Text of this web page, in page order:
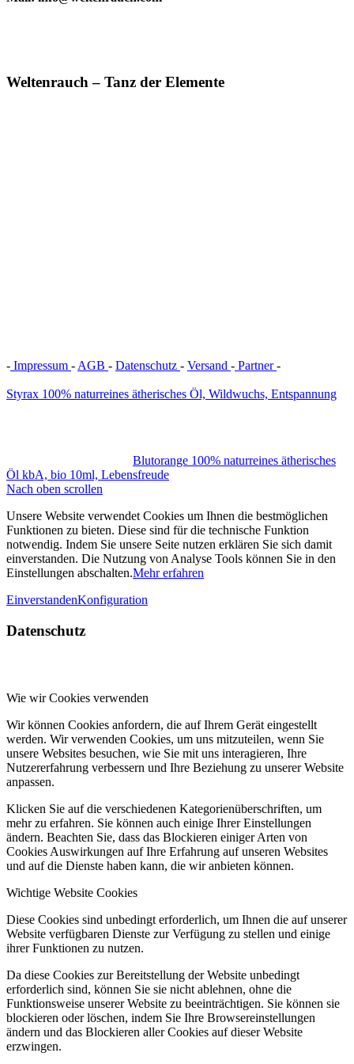
Weltenrauch – Tanz der Elemente
- Impressum -AGB - Datenschutz - Versand - Partner-
Styrax 100% naturreines ätherisches Öl, Wildwuchs, Entspannung
Blutorange 100% naturreines ätherisches
Öl kbA, bio 10ml, Lebensfreude
Nach oben scrollen
Unsere Website verwendet Cookies um Ihnen die bestmöglichen
Funktionen zu bieten. Diese sind für die technische Funktion
notwendig. Indem Sie unsere Seite nutzen erklären Sie sich damit
einverstanden. Die Nutzung von Analyse Tools können Sie in den
Einstellungen abschalten.Mehr erfahren
EinverstandenKonfiguration
Datenschutz
Wie wir Cookies verwenden
Wir können Cookies anfordern, die auf Ihrem Gerät eingestellt
werden. Wir verwenden Cookies, um uns mitzuteilen, wenn Sie
unsere Websites besuchen, wie Sie mit uns interagieren, Ihre
Nutzererfahrung verbessern und Ihre Beziehung zu unserer Website
anpassen.
Klicken Sie auf die verschiedenen Kategorienüberschriften, um
mehr zu erfahren. Sie können auch einige Ihrer Einstellungen
ändern. Beachten Sie, dass das Blockieren einiger Arten von
Cookies Auswirkungen auf Ihre Erfahrung auf unseren Websites
und auf die Dienste haben kann, die wir anbieten können.
Wichtige Website Cookies
Diese Cookies sind unbedingt erforderlich, um Ihnen die auf unserer
Website verfügbaren Dienste zur Verfügung zu stellen und einige
ihrer Funktionen zu nutzen.
Da diese Cookies zur Bereitstellung der Website unbedingt
erforderlich sind, können Sie sie nicht ablehnen, ohne die
Funktionsweise unserer Website zu beeinträchtigen. Sie können sie
blockieren oder löschen, indem Sie Ihre Browsereinstellungen
ändern und das Blockieren aller Cookies auf dieser Website
erzwingen.